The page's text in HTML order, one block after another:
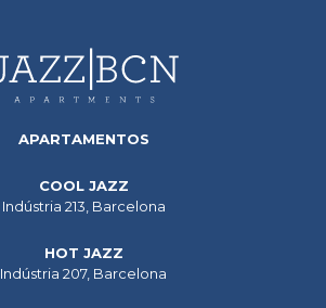
APARTAMENTOS
COOL JAZZ
Indústria 213, Barcelona
HOT JAZZ
Indústria 207, Barcelona